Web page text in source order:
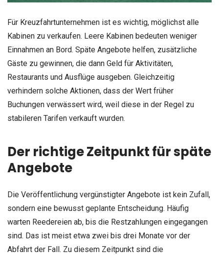
Für Kreuzfahrtunternehmen ist es wichtig, möglichst alle
Kabinen zu verkaufen. Leere Kabinen bedeuten weniger
Einnahmen an Bord. Späte Angebote helfen, zusätzliche
Gäste zu gewinnen, die dann Geld für Aktivitäten,
Restaurants und Ausflüge ausgeben. Gleichzeitig
verhindern solche Aktionen, dass der Wert früher
Buchungen verwässert wird, weil diese in der Regel zu
stabileren Tarifen verkauft wurden.
Der richtige Zeitpunkt für späte
Angebote
Die Veröffentlichung vergünstigter Angebote ist kein Zufall,
sondern eine bewusst geplante Entscheidung. Häufig
warten Reedereien ab, bis die Restzahlungen eingegangen
sind. Das ist meist etwa zwei bis drei Monate vor der
Abfahrt der Fall. Zu diesem Zeitpunkt sind die